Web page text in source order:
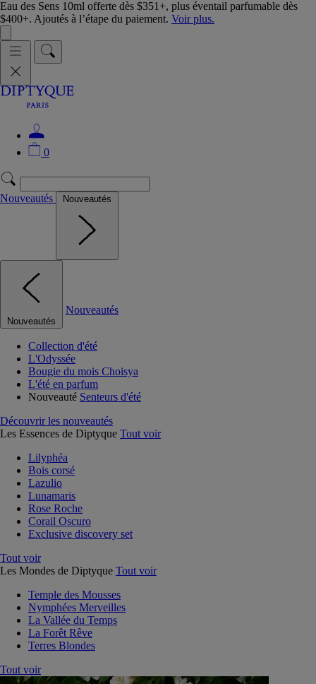
Eau des Sens 10ml offerte dès $351+, plus éventail parfumable dès
$400+. Ajoutés à l’étape du paiement. Voir plus.
0
Nouveautés Nouveautés
Nouveautés
Nouveautés
Collection d'été
L'Odyssée
Bougie du mois Choisya
L'été en parfum
Nouveauté Senteurs d'été
Découvrir les nouveautés
Les Essences de Diptyque Tout voir
Lilyphéa
Bois corsé
Lazulio
Lunamaris
Rose Roche
Corail Oscuro
Exclusive discovery set
Tout voir
Les Mondes de Diptyque Tout voir
Temple des Mousses
Nymphées Merveilles
La Vallée du Temps
La Forêt Rêve
Terres Blondes
Tout voir